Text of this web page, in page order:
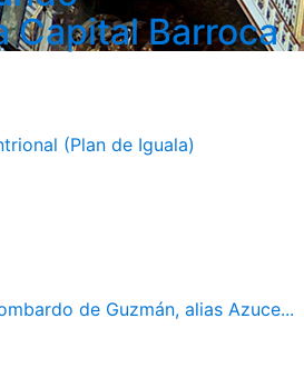
Capital Barroca
(Plan de Iguala)
de Guzmán, alias Azuce...